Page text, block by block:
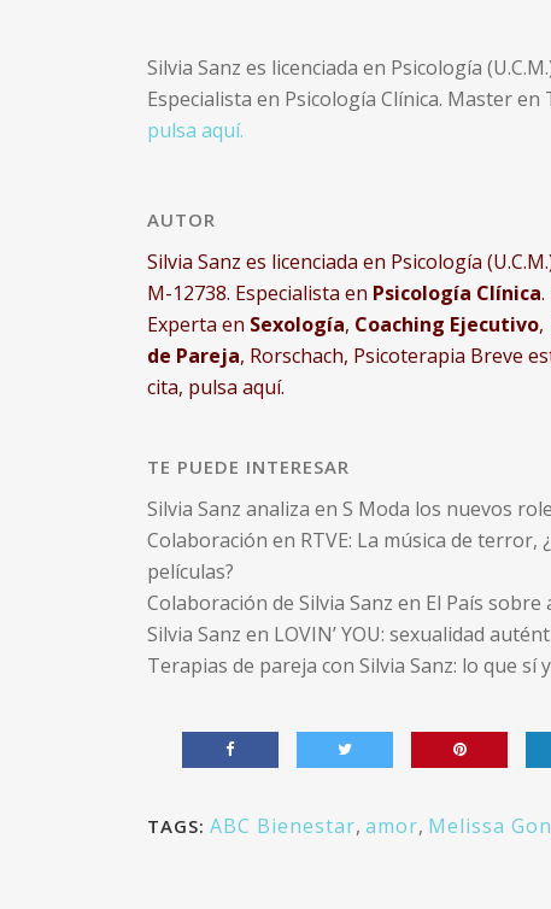
Silvia Sanz es licenciada en Psicología
Especialista en Psicología Clínica. Master
pulsa aquí.
AUTOR
Silvia Sanz es licenciada en Psicología
M-12738. Especialista en Psicología Clínica
Experta en Sexología, Coaching Ejecutivo,
de Pareja, Rorschach, Psicoterapia Breve
cita, pulsa aquí.
TE PUEDE INTERESAR
Silvia Sanz analiza en S Moda los nuevos
Colaboración en RTVE: La música de
películas?
Colaboración de Silvia Sanz en El País
Silvia Sanz en LOVIN’ YOU: sexualidad
Terapias de pareja con Silvia Sanz: lo que
TAGS: ABC Bienestar, amor, Melissa